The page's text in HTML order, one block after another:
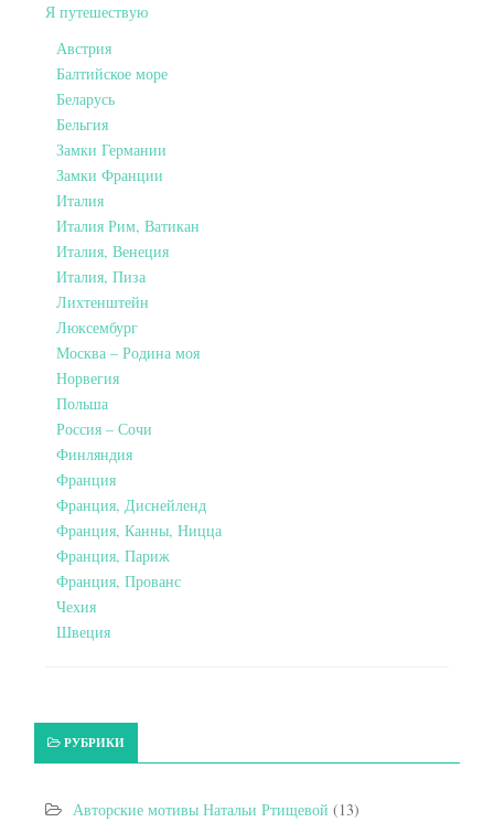
Я путешествую
Австрия
Балтийское море
Беларусь
Бельгия
Замки Германии
Замки Франции
Италия
Италия Рим, Ватикан
Италия, Венеция
Италия, Пиза
Лихтенштейн
Люксембург
Москва – Родина моя
Норвегия
Польша
Россия – Сочи
Финляндия
Франция
Франция, Диснейленд
Франция, Канны, Ницца
Франция, Париж
Франция, Прованс
Чехия
Швеция
РУБРИКИ
Авторские мотивы Натальи Ртищевой (13)